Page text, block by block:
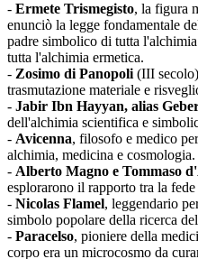
- Ermete Trismegisto, la figura
enunciò la legge fondamentale
padre simbolico di tutta
tutta l'alchimia ermetica.
- Zosimo di Panopoli (III
trasmutazione materiale e
- Jabir Ibn Hayyan, alias
dell'alchimia scientifica e
- Avicenna, filosofo e medico
alchimia, medicina e cosmologia.
- Alberto Magno e Tommaso
esplorarono il rapporto tra la
- Nicolas Flamel, leggendario
simbolo popolare della ricerca
- Paracelso, pioniere della
corpo era un microcosmo da